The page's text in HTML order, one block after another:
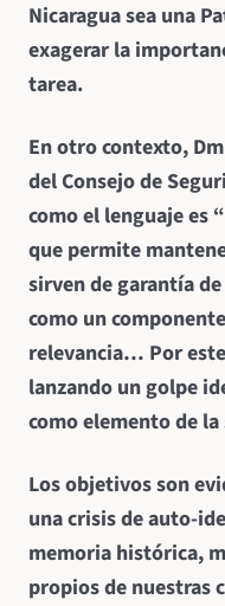
Nicaragua sea una
exagerar la
tarea.
En otro contexto,
del Consejo de
como el lenguaje es
que permite
sirven de garantía
como un
relevancia… Por
lanzando un golpe
como elemento de
Los objetivos son
una crisis de auto-
memoria histórica,
propios de nuestras